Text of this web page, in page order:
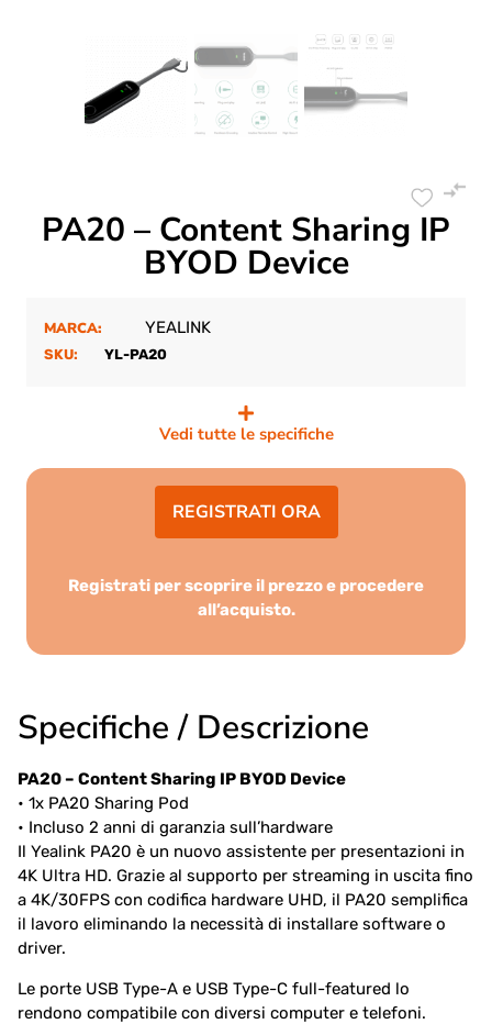
PA20 – Content Sharing IP
BYOD Device
MARCA: YEALINK
SKU: YL-PA20
Vedi tutte le specifiche
REGISTRATI ORA
Registrati per scoprire il prezzo e procedere
all’acquisto.
Specifiche / Descrizione
PA20 – Content Sharing IP BYOD Device
• 1x PA20 Sharing Pod
• Incluso 2 anni di garanzia sull’hardware
Il Yealink PA20 è un nuovo assistente per presentazioni in
4K Ultra HD. Grazie al supporto per streaming in uscita fino
a 4K/30FPS con codifica hardware UHD, il PA20 semplifica
il lavoro eliminando la necessità di installare software o
driver.
Le porte USB Type-A e USB Type-C full-featured lo
rendono compatibile con diversi computer e telefoni.